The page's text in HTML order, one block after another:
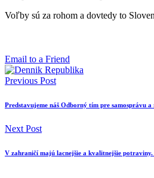
Voľby sú za rohom a dovtedy to
Email to a Friend
Previous Post
Predstavujeme náš Odborný tím pre samosprávu
Next Post
V zahraničí majú lacnejšie a kvalitnejšie